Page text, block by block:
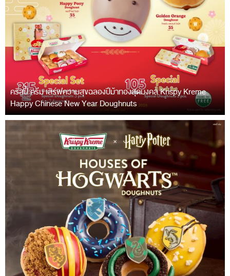
คริสปี้ ครีม เสิร์ฟความสุขฉลองปีม้าทองสุดมงคล Krispy Kreme
Happy Chinese New Year Doughnuts